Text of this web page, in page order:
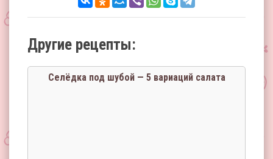
Другие рецепты:
Селёдка под шубой — 5 вариаций салата